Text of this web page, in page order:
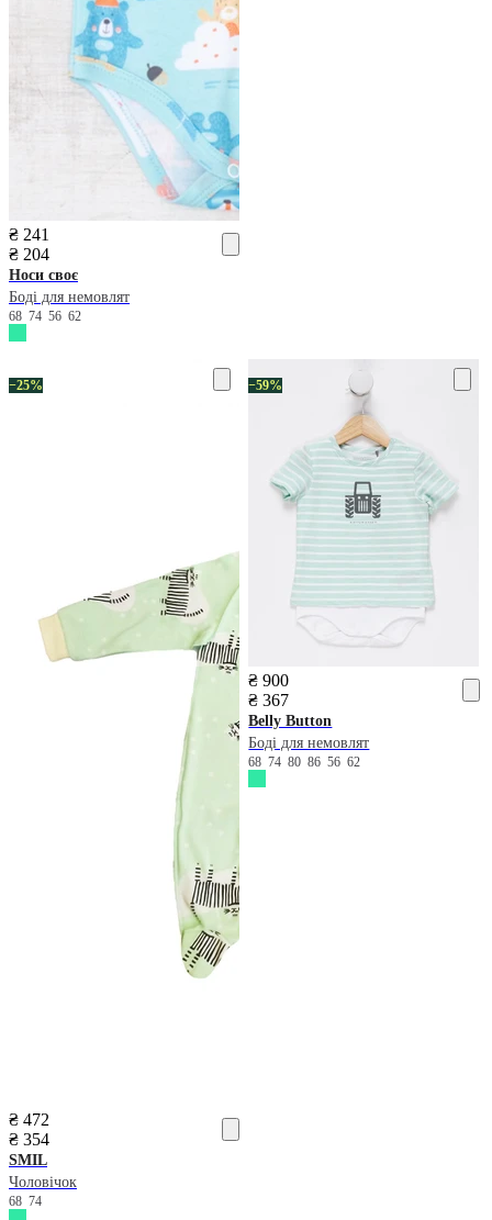
₴ 241
₴ 204
Носи своє
Боді для немовлят
68 74 56 62
−25%
₴ 472
₴ 354
SMIL
Чоловічок
68 74
−59%
₴ 900
₴ 367
Belly Button
Боді для немовлят
687480865662